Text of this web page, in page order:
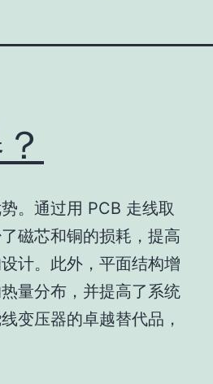
。通过用 PCB 走线取
磁芯和铜的损耗，提高
计。此外，平面结构增
量分布，并提高了系统
变压器的卓越替代品，